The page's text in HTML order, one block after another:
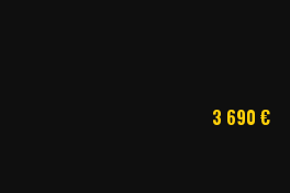
3 690 €